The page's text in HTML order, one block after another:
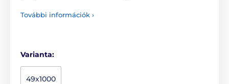
További információk ›
Varianta:
49x1000